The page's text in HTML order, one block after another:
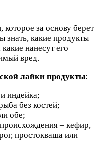
которое за основу берет
знать, какие продукты
нанесут его
вред.
лайки продукты:
индейка;
без костей;
обе;
– кефир,
простокваша или